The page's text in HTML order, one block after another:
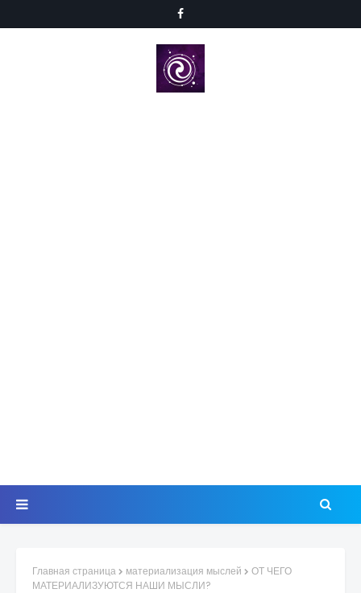
Главная страница материализация мыслей
ОТ ЧЕГО
МАТЕРИАЛИЗУЮТСЯ НАШИ МЫСЛИ?